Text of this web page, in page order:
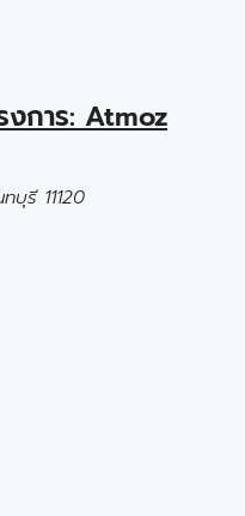
งการ: Atmoz
บุรี 11120